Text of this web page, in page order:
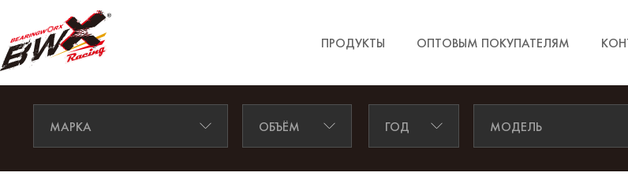
ПРОДУКТЫ ОПТОВЫМ ПОКУПАТЕЛЯМ
МАРКА ОБЪЁМ ГОД МОДЕЛЬ